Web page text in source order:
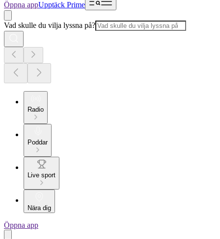
Öppna appUpptäck Prime
Vad skulle du vilja lyssna på?
Radio
Poddar
Live sport
Nära dig
Öppna app